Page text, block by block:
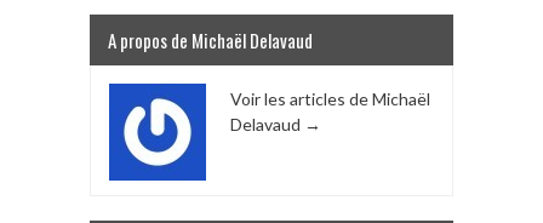
A propos de Michaël Delavaud
Voir les articles de Michaël
Delavaud →